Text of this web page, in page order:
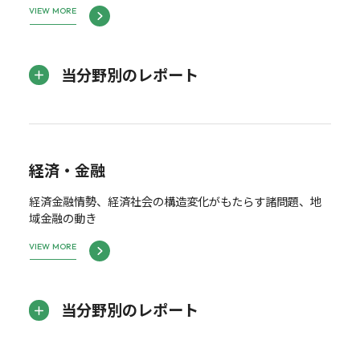
VIEW MORE
当分野別のレポート
経済・金融
経済金融情勢、経済社会の構造変化がもたらす諸問題、地
域金融の動き
VIEW MORE
当分野別のレポート